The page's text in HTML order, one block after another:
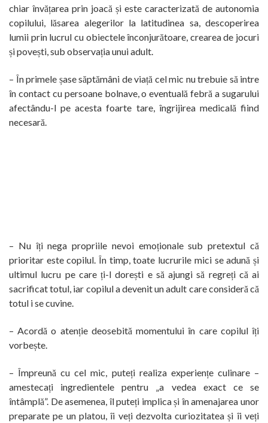
chiar învățarea prin joacă și este caracterizată de autonomia
copilului, lăsarea alegerilor la latitudinea sa, descoperirea
lumii prin lucrul cu obiectele înconjurătoare, crearea de jocuri
și povești, sub observația unui adult.
– În primele șase săptămâni de viață cel mic nu trebuie să intre
în contact cu persoane bolnave, o eventuală febră a sugarului
afectându-l pe acesta foarte tare, îngrijirea medicală fiind
necesară.
– Nu îți nega propriile nevoi emoționale sub pretextul că
prioritar este copilul. În timp, toate lucrurile mici se adună și
ultimul lucru pe care ți-l dorești e să ajungi să regreți că ai
sacrificat totul, iar copilul a devenit un adult care consideră că
totul i se cuvine.
– Acordă o atenție deosebită momentului în care copilul îți
vorbește.
– Împreună cu cel mic, puteți realiza experiențe culinare –
amestecați ingredientele pentru „a vedea exact ce se
întâmplă”. De asemenea, îl puteți implica și în amenajarea unor
preparate pe un platou, îi veți dezvolta curiozitatea și îi veți